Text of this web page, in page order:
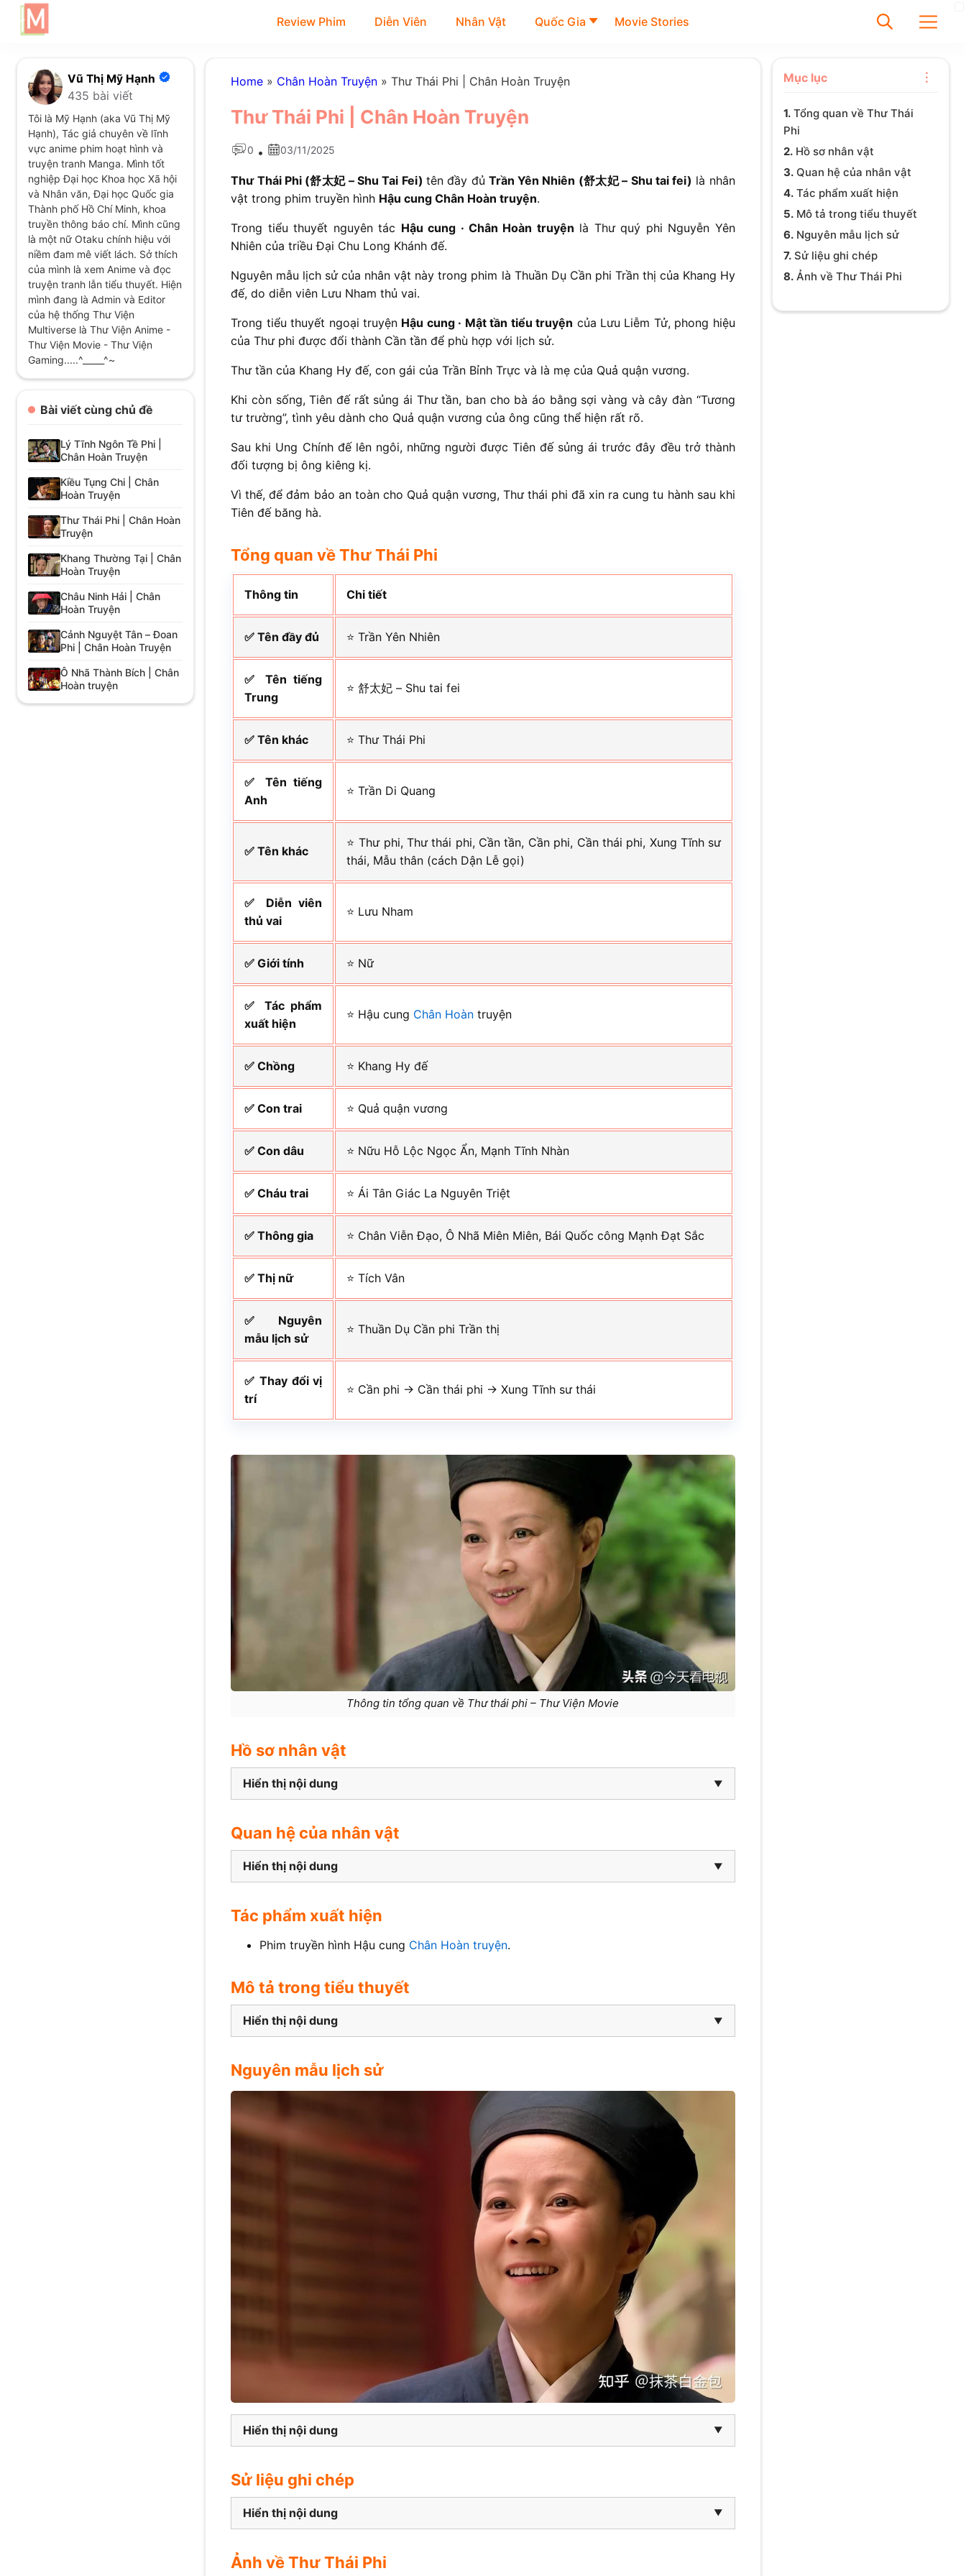
Review Phim Diễn Viên Nhân Vật Quốc Gia Movie Stories
Chưa có bài viết được tìm
thấy
Vũ Thị Mỹ Hạnh
435 bài viết
Tôi là Mỹ Hạnh (aka Vũ Thị Mỹ
Hạnh), Tác giả chuyên về lĩnh
vực anime phim hoạt hình và
truyện tranh Manga. Mình tốt
nghiệp Đại học Khoa học Xã hội
và Nhân văn, Đại học Quốc gia
Thành phố Hồ Chí Minh, khoa
truyền thông báo chí. Mình cũng
là một nữ Otaku chính hiệu với
niềm đam mê viết lách. Sở thích
của mình là xem Anime và đọc
truyện tranh lẫn tiểu thuyết. Hiện
mình đang là Admin và Editor
của hệ thống Thư Viện
Multiverse là Thư Viện Anime -
Thư Viện Movie - Thư Viện
Gaming.....^_____^~
Bài viết cùng chủ đề
Lý Tĩnh Ngôn Tề Phi |
Chân Hoàn Truyện
Kiều Tụng Chi | Chân
Hoàn Truyện
Thư Thái Phi | Chân Hoàn
Truyện
Khang Thường Tại | Chân
Hoàn Truyện
Châu Ninh Hải | Chân
Hoàn Truyện
Cảnh Nguyệt Tân – Đoan
Phi | Chân Hoàn Truyện
Ô Nhã Thành Bích | Chân
Hoàn truyện
Home » Chân Hoàn Truyện »Thư Thái Phi | Chân Hoàn Truyện
Thư Thái Phi | Chân Hoàn Truyện
0 • 03/11/2025
Thư Thái Phi (舒太妃 – Shu Tai Fei) tên đầy đủ Trần Yên Nhiên (舒太妃 – Shu tai fei) là nhân
vật trong phim truyền hình Hậu cung Chân Hoàn truyện.
Trong tiểu thuyết nguyên tác Hậu cung · Chân Hoàn truyện là Thư quý phi Nguyễn Yên
Nhiên của triều Đại Chu Long Khánh đế.
Nguyên mẫu lịch sử của nhân vật này trong phim là Thuần Dụ Cần phi Trần thị của Khang Hy
đế, do diễn viên Lưu Nham thủ vai.
Trong tiểu thuyết ngoại truyện Hậu cung · Mật tần tiểu truyện của Lưu Liễm Tử, phong hiệu
của Thư phi được đổi thành Cần tần để phù hợp với lịch sử.
Thư tần của Khang Hy đế, con gái của Trần Bỉnh Trực và là mẹ của Quả quận vương.
Khi còn sống, Tiên đế rất sủng ái Thư tần, ban cho bà áo bằng sợi vàng và cây đàn “Tương
tư trường”, tình yêu dành cho Quả quận vương của ông cũng thể hiện rất rõ.
Sau khi Ung Chính đế lên ngôi, những người được Tiên đế sủng ái trước đây đều trở thành
đối tượng bị ông kiêng kị.
Vì thế, để đảm bảo an toàn cho Quả quận vương, Thư thái phi đã xin ra cung tu hành sau khi
Tiên đế băng hà.
Tổng quan về Thư Thái Phi
Thông tin Chi tiết
✅ Tên đầy đủ ⭐ Trần Yên Nhiên
✅ Tên tiếng
Trung
⭐ 舒太妃 – Shu tai fei
✅ Tên khác ⭐ Thư Thái Phi
✅ Tên tiếng
Anh
⭐ Trần Di Quang
✅ Tên khác
⭐ Thư phi, Thư thái phi, Cần tần, Cần phi, Cần thái phi, Xung Tĩnh sư
thái, Mẫu thân (cách Dận Lễ gọi)
✅ Diễn viên
thủ vai
⭐ Lưu Nham
✅ Giới tính ⭐ Nữ
✅ Tác phẩm
xuất hiện
⭐ Hậu cung Chân Hoàn truyện
✅ Chồng ⭐ Khang Hy đế
✅ Con trai ⭐ Quả quận vương
✅ Con dâu ⭐ Nữu Hỗ Lộc Ngọc Ẩn, Mạnh Tĩnh Nhàn
✅ Cháu trai ⭐ Ái Tân Giác La Nguyên Triệt
✅ Thông gia ⭐ Chân Viễn Đạo, Ô Nhã Miên Miên, Bái Quốc công Mạnh Đạt Sắc
✅ Thị nữ ⭐ Tích Vân
✅ Nguyên
mẫu lịch sử
⭐ Thuần Dụ Cần phi Trần thị
✅ Thay đổi vị
trí
⭐ Cần phi → Cần thái phi → Xung Tĩnh sư thái
Thông tin tổng quan về Thư thái phi – Thư Viện Movie
Hồ sơ nhân vật
Hiển thị nội dung
Quan hệ của nhân vật
Hiển thị nội dung
Tác phẩm xuất hiện
Phim truyền hình Hậu cung Chân Hoàn truyện.
Mô tả trong tiểu thuyết
Hiển thị nội dung
Nguyên mẫu lịch sử
Hiển thị nội dung
Sử liệu ghi chép
Hiển thị nội dung
Ảnh về Thư Thái Phi
Mục lục
1.Tổng quan về Thư Thái
Phi
2.Hồ sơ nhân vật
3.Quan hệ của nhân vật
4.Tác phẩm xuất hiện
5.Mô tả trong tiểu thuyết
6.Nguyên mẫu lịch sử
7.Sử liệu ghi chép
8.Ảnh về Thư Thái Phi